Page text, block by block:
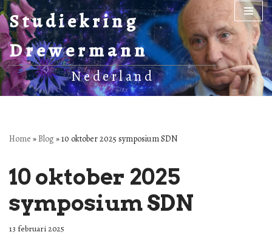
Ga
naar
de
inhoud
Studiekring
Drewermann
Nederland
Home »Blog »10 oktober 2025 symposium SDN
10 oktober 2025
symposium SDN
13 februari 2025